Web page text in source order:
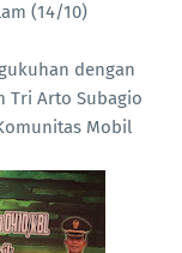
(14/10)
dengan
Tri Arto Subagio
Mobil